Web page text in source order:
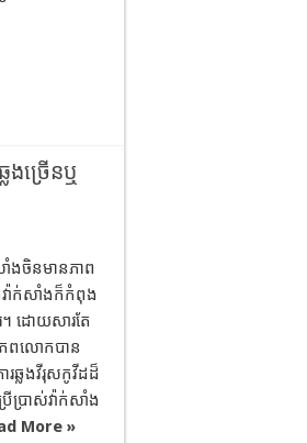
ច្រើនឬ
ាំងចិនមានភាព
ាក់សាំងក៏កំពុង
ដោយសារតែ
ភពលោកបាន
រឆ្លងវីរុសកូវីដដ៏
ើប្រាស់វ៉ាក់សាំង
More »